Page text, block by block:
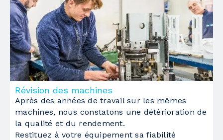
Révision des machines
Après des années de travail sur les mêmes
machines, nous constatons une détérioration de
la qualité et du rendement.
Restituez à votre équipement sa fiabilité